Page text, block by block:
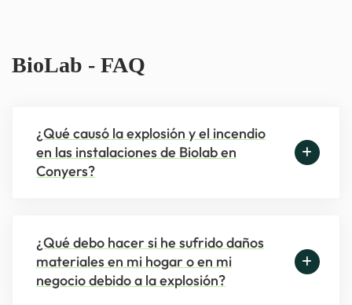
BioLab - FAQ
¿Qué causó la explosión y el incendio
en las instalaciones de Biolab en
Conyers?
¿Qué debo hacer si he sufrido daños
materiales en mi hogar o en mi
negocio debido a la explosión?